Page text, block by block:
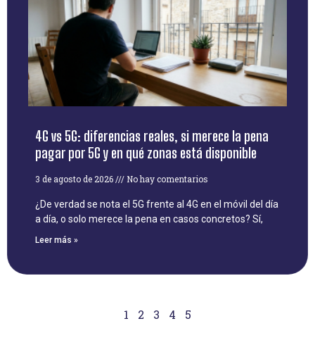
4G vs 5G: diferencias reales, si merece la pena
pagar por 5G y en qué zonas está disponible
3 de agosto de 2026 No hay comentarios
¿De verdad se nota el 5G frente al 4G en el móvil del día
a día, o solo merece la pena en casos concretos? Sí,
Leer más »
1 2 3 4 5